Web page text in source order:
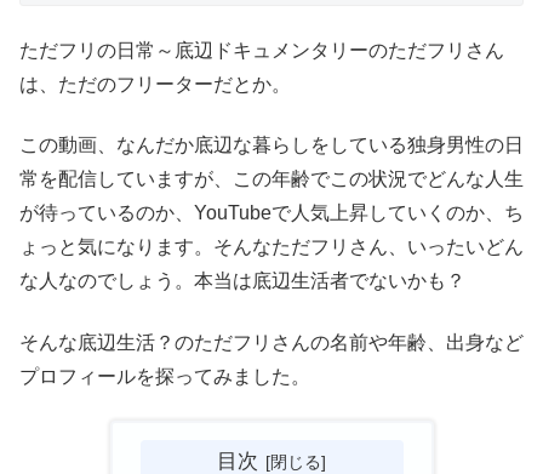
ただフリの日常～底辺ドキュメンタリーのただフリさん
は、ただのフリーターだとか。
この動画、なんだか底辺な暮らしをしている独身男性の日
常を配信していますが、この年齢でこの状況でどんな人生
が待っているのか、YouTubeで人気上昇していくのか、ち
ょっと気になります。そんなただフリさん、いったいどん
な人なのでしょう。本当は底辺生活者でないかも？
そんな底辺生活？のただフリさんの名前や年齢、出身など
プロフィールを探ってみました。
目次